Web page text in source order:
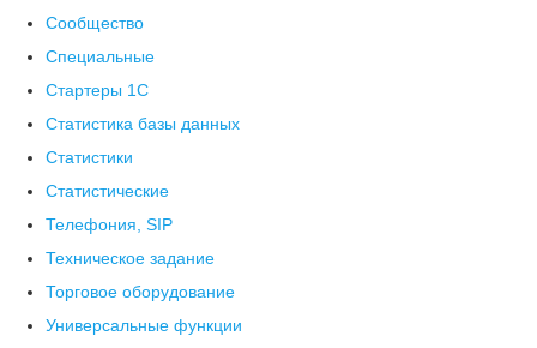
Сообщество
Специальные
Стартеры 1С
Статистика базы данных
Статистики
Статистические
Телефония, SIP
Техническое задание
Торговое оборудование
Универсальные функции